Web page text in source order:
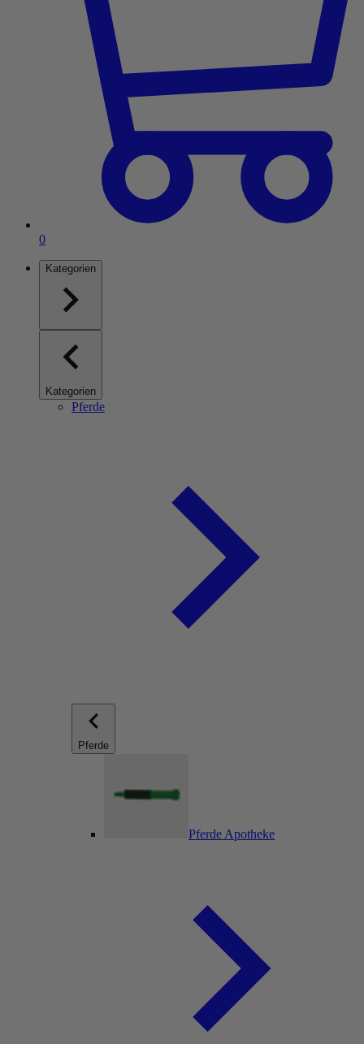
0Artikel im Einkaufswagen
Kategorien
Kategorien
Pferde
Pferde
Pferde Apotheke